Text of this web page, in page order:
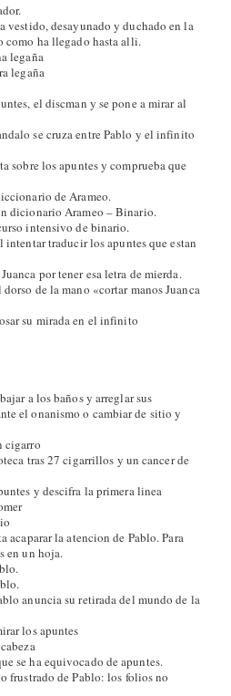
vestido, desayunado y duchado en la
ha llegado hasta alli.
legaña
legaña
el discman y se pone a mirar al
se cruza entre Pablo y el infinito
sobre los apuntes y comprueba que
de Arameo.
dicionario Arameo – Binario.
intensivo de binario.
intentar traducir los apuntes que estan
por tener esa letra de mierda.
de la mano «cortar manos Juanca
su mirada en el infinito
a los baños y arreglar sus
el onanismo o cambiar de sitio y
cigarro
tras 27 cigarrillos y un cancer de
y descifra la primera linea
la atencion de Pablo. Para
en un hoja.
anuncia su retirada del mundo de la
los apuntes
se ha equivocado de apuntes.
frustrado de Pablo: los folios no